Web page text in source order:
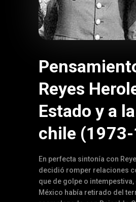
Reyes
Estado y a
chile
En perfecta sintonía con
decidió romper relaciones
que de golpe o
México había retirado del